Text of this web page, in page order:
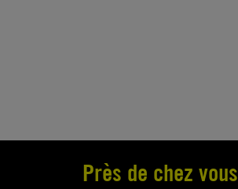
Près de chez vous